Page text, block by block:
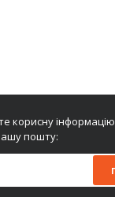
корисну
пошту: